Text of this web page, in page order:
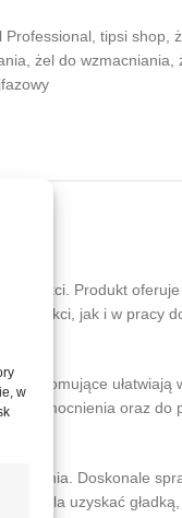
w
Professional, tipsi shop,
żel do wzmacniania
Produkt oferuje
paznokci, jak i w pracy
ułatwiają
wzmocnienia oraz do
Doskonale
uzyskać